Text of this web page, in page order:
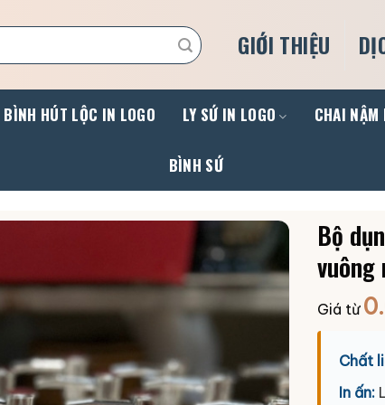
GIỚI THIỆU
BÌNH HÚT LỘC IN LOGO LY SỨ IN LOGO CHAI NẬM
BÌNH SỨ
Bộ
vuông
Giá từ
Chất
In ấn: